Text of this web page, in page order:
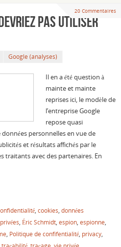
20 Commentaires
pas utiliser
Google (analyses)
Il en a été question à
mainte et mainte
reprises ici, le modèle de
l’entreprise Google
repose quasi
personnelles en vue de
et résultats affichés par le
traitants avec des partenaires. En
, cookies, données
, Éric Schmidt, espion, espionne,
, Politique de confifentialité, privacy,